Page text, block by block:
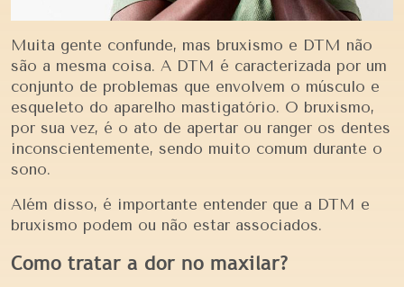
Muita gente confunde, mas bruxismo e DTM não
são a mesma coisa. A DTM é caracterizada por um
conjunto de problemas que envolvem o músculo e
esqueleto do aparelho mastigatório. O bruxismo,
por sua vez, é o ato de apertar ou ranger os dentes
inconscientemente, sendo muito comum durante o
sono.
Além disso, é importante entender que a DTM e
bruxismo podem ou não estar associados.
Como tratar a dor no maxilar?